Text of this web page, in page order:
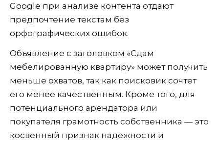
Google при анализе контента отдают
предпочтение текстам без
орфографических ошибок.
Объявление с заголовком «Сдам
мебелированную квартиру» может получить
меньше охватов, так как поисковик сочтет
его менее качественным. Кроме того, для
потенциального арендатора или
покупателя грамотность собственника — это
косвенный признак надежности и